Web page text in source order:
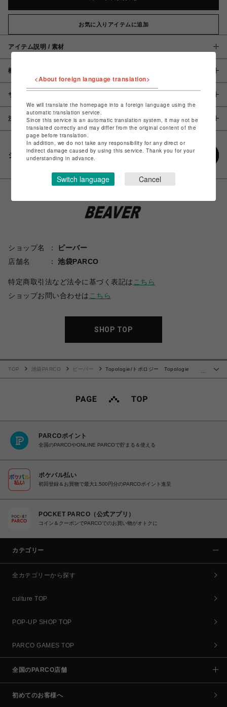
お気に入りアイテムに追加
アイテム説明 / 素材
概要
サイズ
注意事項
シェアする
ショップ名
ビーバー
店舗名
池袋PARCO
特定商取引法など法令に基づく表記は こちら
ショップお問い合わせは こちら
SHOP TOP
TOP 池袋PARCO ビーバー
Topologie/トポロジー Topologie
PARCOポイント
全国のPARCOやONLINE PARCOで貯まる＆使える
ポケパル払い
初回登録＆お買物で最大1,500円分のPARCOポイント進呈
POCKET PARCO（公式アプリ）
コイン＆クーポンでPARCOでのお買い物がオトクに
カテゴリー
全カテゴリーから探す
culture TOP
POP-UP SHOP TOP
PARCO GAMES TOP
全国のPARCO店舗
初めてのお客様へ
<About foreign language translation>
We will translate the homepage into a foreign language using the
automatic translation service.
Since this service is an automatic translation system, it may not be
translated correctly and may differ from the original content of the
page before translation.
In addition, we do not take any responsibility for any direct or
indirect damage caused by using this service. Thank you for your
understanding in advance.
Switch language Cancel